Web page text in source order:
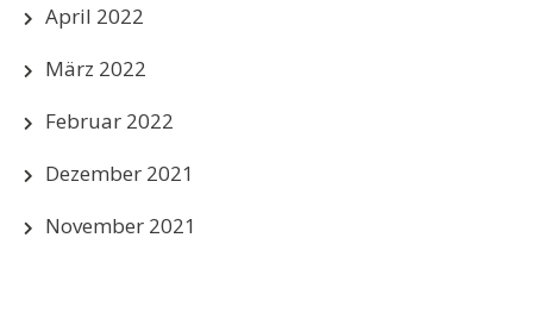
April 2022
März 2022
Februar 2022
Dezember 2021
November 2021